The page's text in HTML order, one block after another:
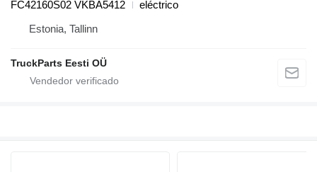
FC42160S02 VKBA5412
eléctrico
Estonia, Tallinn
TruckParts Eesti OÜ